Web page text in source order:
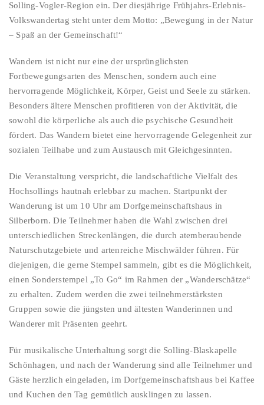
Solling-Vogler-Region ein. Der diesjährige Frühjahrs-Erlebnis-
Volkswandertag steht unter dem Motto: „Bewegung in der Natur
– Spaß an der Gemeinschaft!“
Wandern ist nicht nur eine der ursprünglichsten
Fortbewegungsarten des Menschen, sondern auch eine
hervorragende Möglichkeit, Körper, Geist und Seele zu stärken.
Besonders ältere Menschen profitieren von der Aktivität, die
sowohl die körperliche als auch die psychische Gesundheit
fördert. Das Wandern bietet eine hervorragende Gelegenheit zur
sozialen Teilhabe und zum Austausch mit Gleichgesinnten.
Die Veranstaltung verspricht, die landschaftliche Vielfalt des
Hochsollings hautnah erlebbar zu machen. Startpunkt der
Wanderung ist um 10 Uhr am Dorfgemeinschaftshaus in
Silberborn. Die Teilnehmer haben die Wahl zwischen drei
unterschiedlichen Streckenlängen, die durch atemberaubende
Naturschutzgebiete und artenreiche Mischwälder führen. Für
diejenigen, die gerne Stempel sammeln, gibt es die Möglichkeit,
einen Sonderstempel „To Go“ im Rahmen der „Wanderschätze“
zu erhalten. Zudem werden die zwei teilnehmerstärksten
Gruppen sowie die jüngsten und ältesten Wanderinnen und
Wanderer mit Präsenten geehrt.
Für musikalische Unterhaltung sorgt die Solling-Blaskapelle
Schönhagen, und nach der Wanderung sind alle Teilnehmer und
Gäste herzlich eingeladen, im Dorfgemeinschaftshaus bei Kaffee
und Kuchen den Tag gemütlich ausklingen zu lassen.